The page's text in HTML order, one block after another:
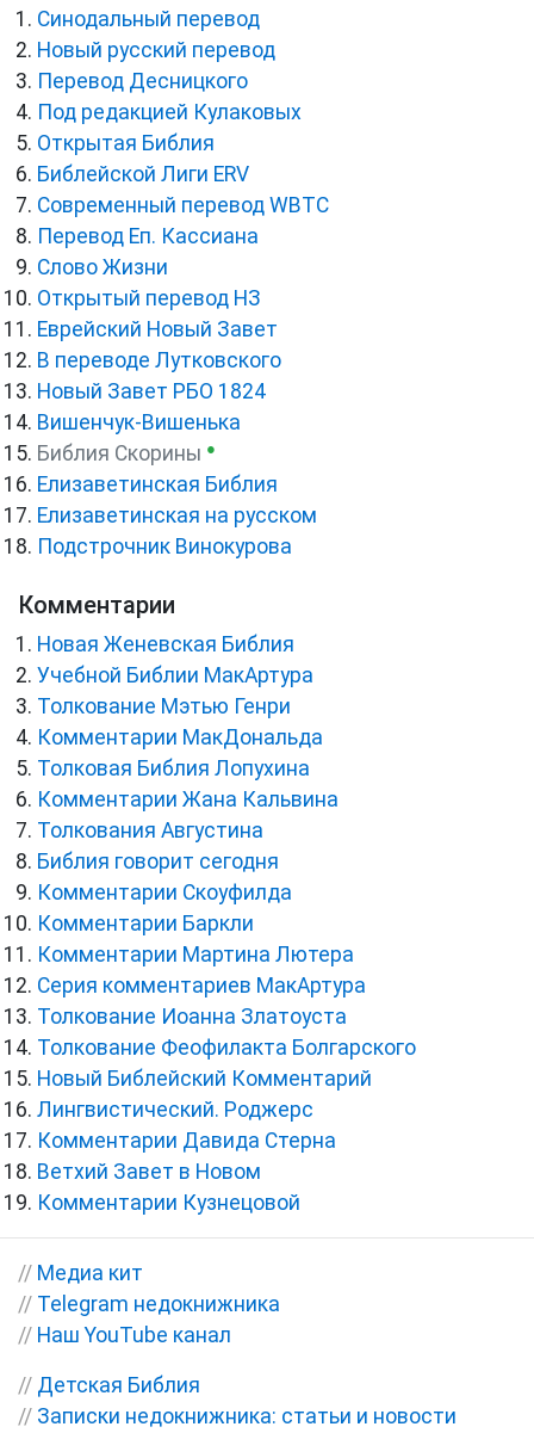
Синодальный перевод
Новый русский перевод
Перевод Десницкого
Под редакцией Кулаковых
Открытая Библия
Библейской Лиги ERV
Cовременный перевод WBTC
Перевод Еп. Кассиана
Слово Жизни
Открытый перевод НЗ
Еврейский Новый Завет
В переводе Лутковского
Новый Завет РБО 1824
Вишенчук-Вишенька
Библия Скорины ●
Елизаветинская Библия
Елизаветинская на русском
Подстрочник Винокурова
Комментарии
Новая Женевская Библия
Учебной Библии МакАртура
Толкование Мэтью Генри
Комментарии МакДональда
Толковая Библия Лопухина
Комментарии Жана Кальвина
Толкования Августина
Библия говорит сегодня
Комментарии Скоуфилда
Комментарии Баркли
Комментарии Мартина Лютера
Серия комментариев МакАртура
Толкование Иоанна Златоуста
Толкование Феофилакта Болгарского
Новый Библейский Комментарий
Лингвистический. Роджерс
Комментарии Давида Стерна
Ветхий Завет в Новом
Комментарии Кузнецовой
// Медиа кит
// Telegram недокнижника
// Наш YouTube канал
// Детская Библия
// Записки недокнижника: статьи и новости